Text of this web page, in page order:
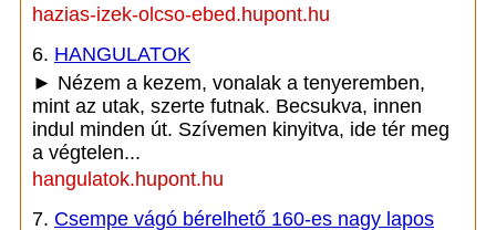
hazias-izek-olcso-ebed.hupont.hu
6. HANGULATOK
► Nézem a kezem, vonalak a tenyeremben,
mint az utak, szerte futnak. Becsukva, innen
indul minden út. Szívemen kinyitva, ide tér meg
a végtelen...
hangulatok.hupont.hu
7. Csempe vágó bérelhető 160-es nagy lapos